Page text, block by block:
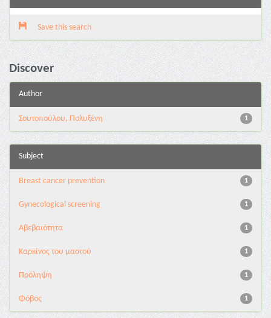
Save this search
Discover
Author
1
Σουτοπούλου, Πολυξένη
Subject
1
Breast cancer prevention
1
Gynecological screening
1
Αβεβαιότητα
1
Καρκίνος του μαστού
1
Πρόληψη
1
Φόβος